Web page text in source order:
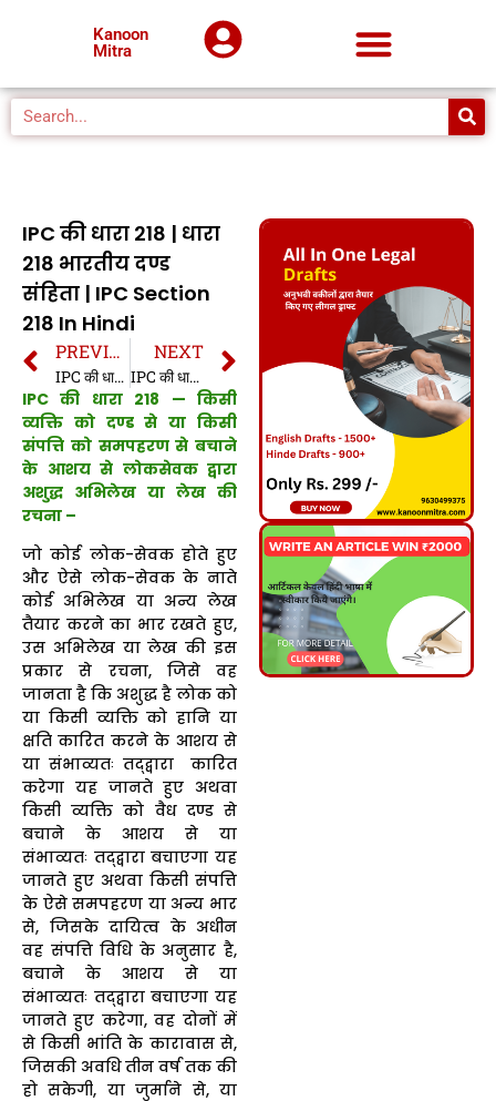
Kanoon
Mitra
IPC की धारा 218 | धारा
218 भारतीय दण्ड
संहिता | IPC Section
218 In Hindi
PREVIOUS
IPC की धारा 217 | धारा 217 भारतीय दण्ड संहिता | IPC Section 217 In Hindi
NEXT
IPC की धारा 219 | धारा 219 भारतीय दण्ड संहिता | IPC Section 219 In Hindi
IPC की धारा 218 — किसी
व्यक्ति को दण्ड से या किसी
संपत्ति को समपहरण से बचाने
के आशय से लोकसेवक द्वारा
अशुद्ध अभिलेख या लेख की
रचना –
जो कोई लोक-सेवक होते हुए
और ऐसे लोक-सेवक के नाते
कोई अभिलेख या अन्य लेख
तैयार करने का भार रखते हुए,
उस अभिलेख या लेख की इस
प्रकार से रचना, जिसे वह
जानता है कि अशुद्ध है लोक को
या किसी व्यक्ति को हानि या
क्षति कारित करने के आशय से
या संभाव्यतः तद्द्वारा कारित
करेगा यह जानते हुए अथवा
किसी व्यक्ति को वैध दण्ड से
बचाने के आशय से या
संभाव्यतः तद्द्वारा बचाएगा यह
जानते हुए अथवा किसी संपत्ति
के ऐसे समपहरण या अन्य भार
से, जिसके दायित्व के अधीन
वह संपत्ति विधि के अनुसार है,
बचाने के आशय से या
संभाव्यतः तद्द्वारा बचाएगा यह
जानते हुए करेगा, वह दोनों में
से किसी भांति के कारावास से,
जिसकी अवधि तीन वर्ष तक की
हो सकेगी, या जुर्माने से, या